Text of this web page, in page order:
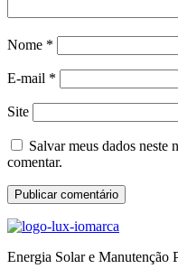
Nome *
E-mail *
Site
Salvar meus dados neste
comentar.
Energia Solar e Manutenção